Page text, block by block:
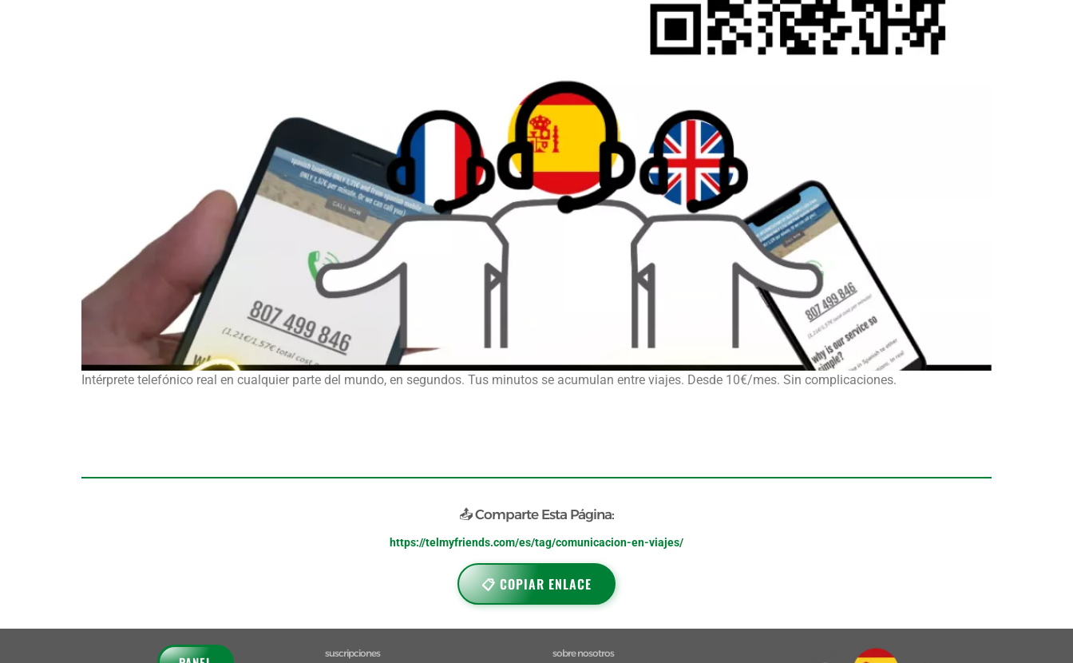
Intérprete telefónico real en cualquier parte del mundo, en segundos. Tus minutos se acumulan entre viajes. Desde 10€/mes. Sin complicaciones.
📤 Comparte Esta Página:
https://telmyfriends.com/es/tag/comunicacion-en-viajes/
📋 COPIAR ENLACE
suscripciones
sobre nosotros